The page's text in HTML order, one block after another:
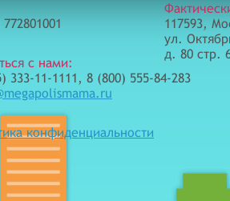
с нами:
333-11-1111, 8 (800) 555-84-283
конфиденциальности
117593,
ул.
д. 80 стр.